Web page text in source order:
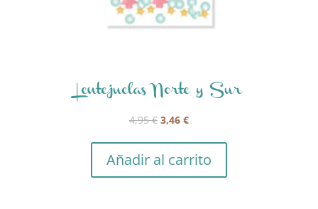
Lentejuelas Norte y Sur
4,95€ El
original
era:
3,46 €El
actual
es:
Añadir al carrito